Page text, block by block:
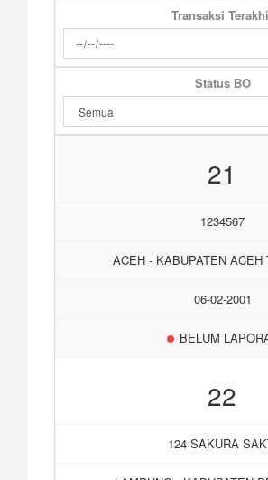
Transaksi
Status BO
21
1234567
ACEH - KABUPATEN ACEH
06-02-2001
BELUM
22
124 SAKURA